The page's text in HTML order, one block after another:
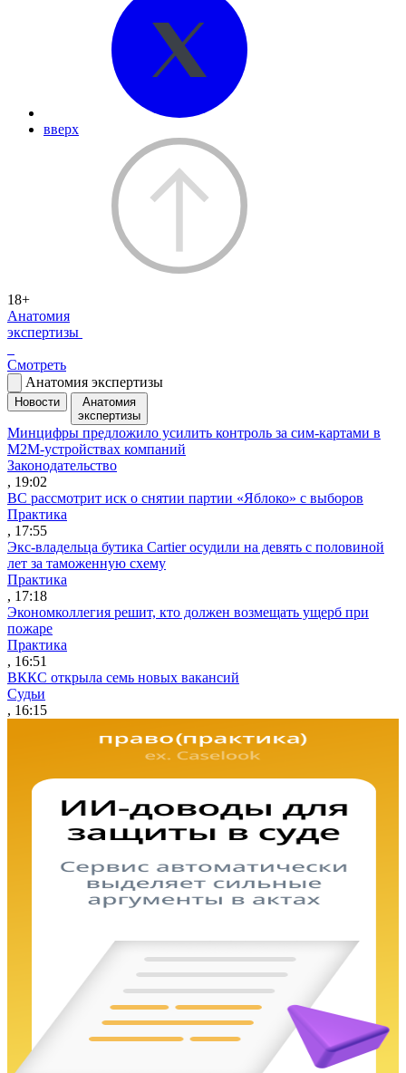
вверх
18+
Анатомия
экспертизы
Смотреть
Анатомия экспертизы
Новости
Анатомия
экспертизы
Минцифры предложило усилить контроль за сим-картами в
M2M-устройствах компаний
Законодательство
, 19:02
ВС рассмотрит иск о снятии партии «Яблоко» с выборов
Практика
, 17:55
Экс-владельца бутика Cartier осудили на девять с половиной
лет за таможенную схему
Практика
, 17:18
Экономколлегия решит, кто должен возмещать ущерб при
пожаре
Практика
, 16:51
ВККС открыла семь новых вакансий
Судьи
, 16:15